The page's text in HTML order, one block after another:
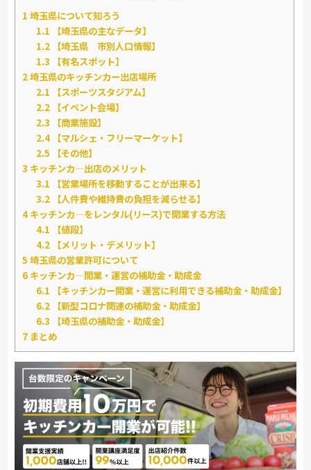
1 埼玉県について知ろう
1.1 【埼玉県の主なデータ】
1.2 【埼玉県 市別人口情報】
1.3 【有名スポット】
2埼玉県のキッチンカー出店場所
2.1 【スポーツスタジアム】
2.2 【イベント会場】
2.3 【商業施設】
2.4【マルシェ・フリーマーケット】
2.5 【その他】
3 キッチンカ―出店のメリット
3.1 【営業場所を移動することが出来る】
3.2 【人件費や維持費の負担を減らせる】
4キッチンカ―をレンタル(リース)で開業する方法
4.1 【値段】
4.2 【メリット・デメリット】
5 埼玉県の営業許可について
6 キッチンカ―開業・運営の補助金・助成金
6.1 【キッチンカー開業・運営に利用できる補助金・助成金】
6.2 【新型コロナ関連の補助金・助成金】
6.3 【埼玉県の補助金・助成金】
7 まとめ